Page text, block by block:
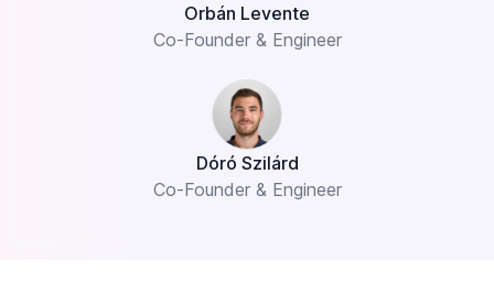
Orbán Levente
Co-Founder & Engineer
Dóró Szilárd
Co-Founder & Engineer